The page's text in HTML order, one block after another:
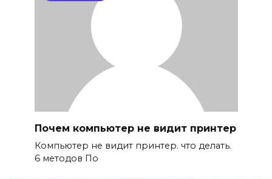
Почем компьютер не видит принтер
Компьютер не видит принтер. что делать.
6 методов По